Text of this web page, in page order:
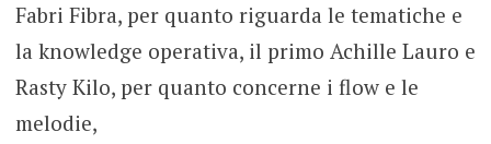
Fabri Fibra, per quanto riguarda le tematiche e
la knowledge operativa, il primo Achille Lauro e
Rasty Kilo, per quanto concerne i flow e le
melodie,